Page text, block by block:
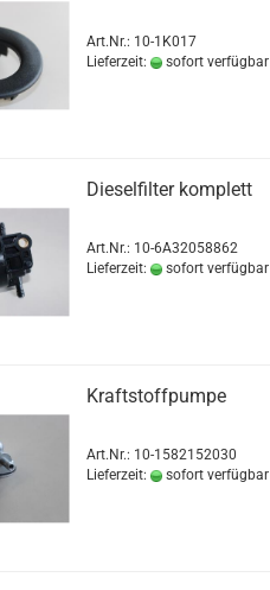
Art.Nr.: 10-1K017
Lieferzeit:
sofort verfügbar
Dieselfilter komplett
Art.Nr.: 10-6A32058862
Lieferzeit:
sofort verfügbar
Kraftstoffpumpe
Art.Nr.: 10-1582152030
Lieferzeit:
sofort verfügbar